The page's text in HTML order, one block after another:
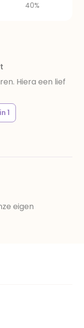
40%
Hiera een lief
1
eigen